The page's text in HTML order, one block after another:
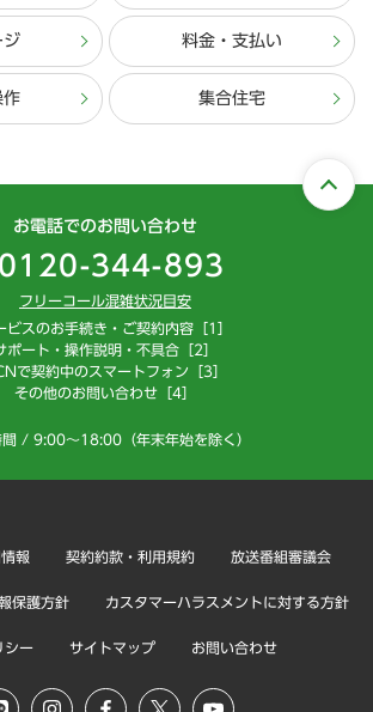
ジ 料金・支払い
作 集合住宅
お電話でのお問い合わせ
0120-344-893
フリーコール混雑状況目安
ビスのお手続き・ご契約内容［1］
ポート・操作説明・不具合［2］
で契約中のスマートフォン［3］
その他のお問い合わせ［4］
間 / 9:00～18:00（年末年始を除く）
報 契約約款・利用規約 放送番組審議会
保護方針 カスタマーハラスメントに対する方針
シー サイトマップ お問い合わせ